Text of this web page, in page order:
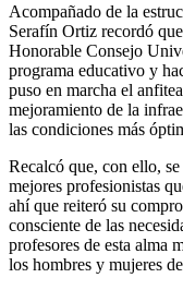
Acompañado de la
Serafín Ortiz recordó
Honorable Consejo
programa educativo y
puso en marcha el
mejoramiento de la
las condiciones más
Recalcó que, con ello,
mejores profesionistas
ahí que reiteró su
consciente de las
profesores de esta alma
los hombres y mujeres